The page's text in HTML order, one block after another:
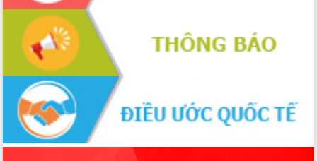
Phó Chủ tịch UBND tỉnh Đắk Lắk
Trương Công Thái kiểm tra thực địa
Dự án cao tốc Khánh Hòa - Buôn Ma
Thuột
Định vị cà phê Việt Nam như một “di
sản sống” trong dòng chảy toàn cầu
Xây dựng nông thôn mới: Nâng cao đời
sống người dân từ những mô hình thiết
thực
Quyết liệt tháo gỡ vướng mắc, đẩy